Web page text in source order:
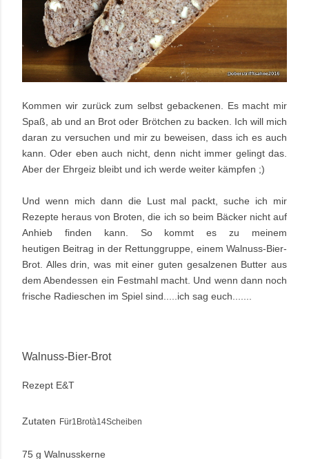
Kommen wir zurück zum selbst gebackenen. Es macht mir
Spaß, ab und an Brot oder Brötchen zu backen. Ich will mich
daran zu versuchen und mir zu beweisen, dass ich es auch
kann. Oder eben auch nicht, denn nicht immer gelingt das.
Aber der Ehrgeiz bleibt und ich werde weiter kämpfen ;)
Und wenn mich dann die Lust mal packt, suche ich mir
Rezepte heraus von Broten, die ich so beim Bäcker nicht auf
Anhieb finden kann. So kommt es zu meinem
heutigen Beitrag in der Rettunggruppe, einem Walnuss-Bier-
Brot. Alles drin, was mit einer guten gesalzenen Butter aus
dem Abendessen ein Festmahl macht. Und wenn dann noch
frische Radieschen im Spiel sind.....ich sag euch......
Walnuss-Bier-Brot
Rezept E&T
Zutaten Für1Brotà14Scheiben
75 g Walnusskerne